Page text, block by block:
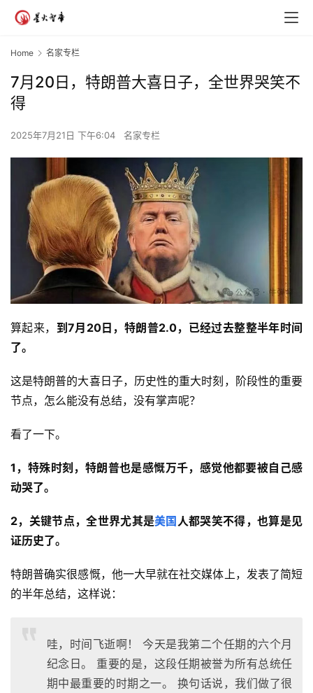
Home 名家专栏
7月20日，特朗普大喜日子，全世界哭笑不
得
2025年7月21日 下午6:04 名家专栏
算起来， 到7月20日，特朗普2.0，已经过去整整半年时间
了。
这是特朗普的大喜日子，历史性的重大时刻，阶段性的重要
节点，怎么能没有总结，没有掌声呢？
看了一下。
1，特殊时刻，特朗普也是感慨万千，感觉他都要被自己感
动哭了。
2，关键节点，全世界尤其是美国 人都哭笑不得，也算是见
证历史了。
特朗普确实很感慨，他一大早就在社交媒体上，发表了简短
的半年总结，这样说：
哇，时间飞逝啊！ 今天是我第二个任期的六个月
纪念日。 重要的是，这段任期被誉为所有总统任
期中最重要的时期之一。 换句话说，我们做了很